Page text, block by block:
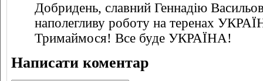
Добридень, славний Геннадію
наполегливу роботу на теренах
Тримаймося! Все буде УКРАЇНА!
Написати коментар